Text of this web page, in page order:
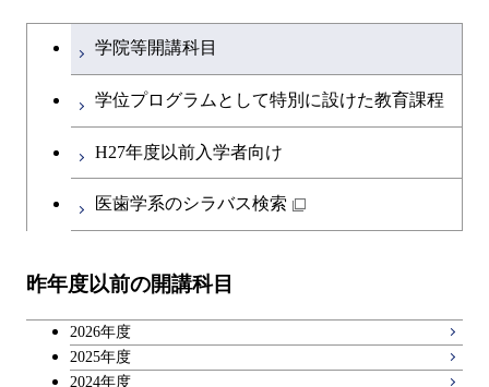
文系教養科目
英語科目
第二外国語科目
キャリア科目
大学院課程を切り替える
学院等開講科目
学位プログラムとして特別に設けた教育課程
H27年度以前入学者向け
医歯学系のシラバス検索
昨年度以前の開講科目
2026年度
2025年度
2024年度